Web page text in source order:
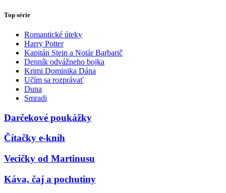
Top série
Romantické úteky
Harry Potter
Kapitán Stein a Notár Barbarič
Denník odvážneho bojka
Krimi Dominika Dána
Učím sa rozprávať
Duna
Smradi
Darčekové poukážky
Čítačky e-kníh
Vecičky od Martinusu
Káva, čaj a pochutiny